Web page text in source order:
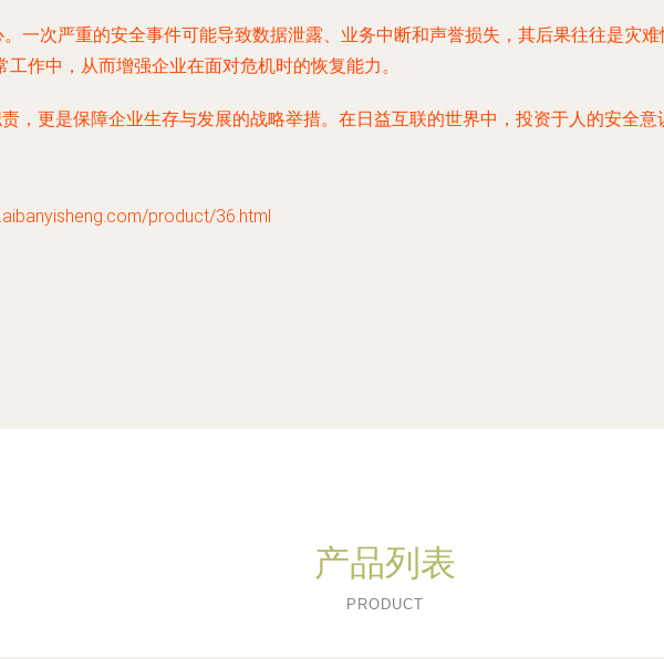
一次严重的安全事件可能导致数据泄露、业务中断和声誉损失，其后果往往是灾
作中，从而增强企业在面对危机时的恢复能力。
，更是保障企业生存与发展的战略举措。在日益互联的世界中，投资于人的安全意
product/36.html
产品列表
PRODUCT